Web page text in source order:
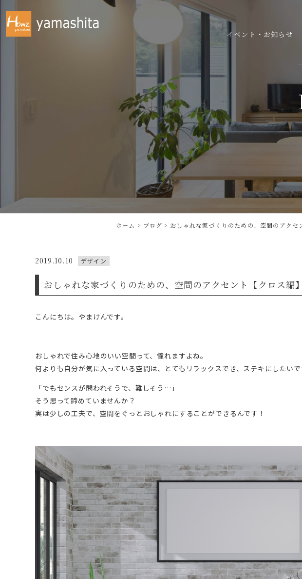
イベント・お知らせ
ホーム ブログ おしゃれな家づくりのための、空間のアクセ
2019.10.10 デザイン
おしゃれな家づくりのための、空間のアクセント【クロス編】
こんにちは。やまけんです。
おしゃれで住み心地のいい空間って、憧れますよね。
何よりも自分が気に入っている空間は、とてもリラックスでき、ステキにしたいで
「でもセンスが問われそうで、難しそう…」
そう思って諦めていませんか？
実は少しの工夫で、空間をぐっとおしゃれにすることができるんです！